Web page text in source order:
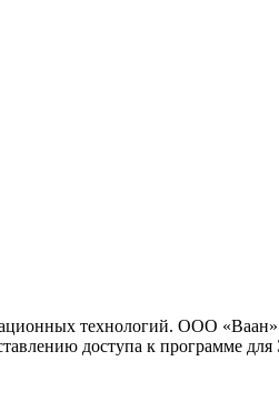
технологий. ООО «Ваан»
доступа к программе